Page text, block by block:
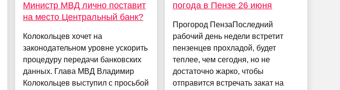
Министр МВД лично поставит
на место Центральный банк?
Колокольцев хочет на
законодательном уровне ускорить
процедуру передачи банковских
данных. Глава МВД Владимир
Колокольцев выступил с просьбой
погода в Пензе 26 июня
Прогород ПензаПоследний
рабочий день недели встретит
пензенцев прохладой, будет
теплее, чем сегодня, но не
достаточно жарко, чтобы
отправится встречать закат на